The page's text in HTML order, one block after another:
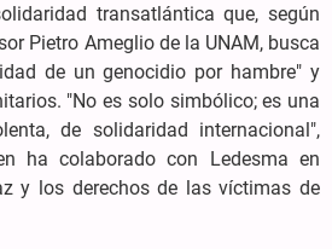
transatlántica que, según
Pietro Ameglio de la UNAM, busca
de un genocidio por hambre" y
"No es solo simbólico; es una
de solidaridad internacional",
ha colaborado con Ledesma en
y los derechos de las víctimas de